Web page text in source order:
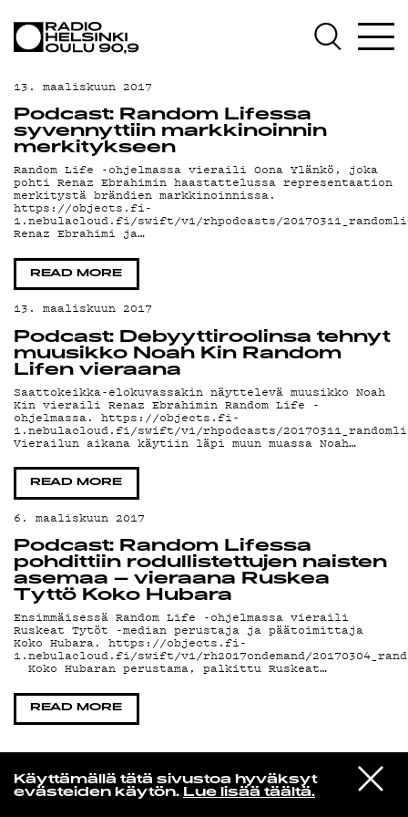
Käyttämällä tätä sivustoa hyväksyt
evästeiden käytön. Lue lisää täältä.
VIESTI
STUDIOON
Rakkaudesta
AJANKOHTAISTA
OHJELMAT
TEKIJÄT
ON-DEMAND
PODCAST
MAINOSTA
YHTEYSTIEDOT
G LIVELAB
YSTÄVÄKLUBI
TIETOSUOJA
KIRJAUDU SISÄÄN
13. maaliskuun 2017
Podcast: Random Lifessa
syvennyttiin markkinoinnin
merkitykseen
Random Life -ohjelmassa vieraili Oona Ylänkö, joka
pohti Renaz Ebrahimin haastattelussa representaation
merkitystä brändien markkinoinnissa.
https://objects.fi-
1.nebulacloud.fi/swift/v1/rhpodcasts/
Renaz Ebrahimi ja…
READ MORE
13. maaliskuun 2017
Podcast: Debyyttiroolinsa tehnyt
muusikko Noah Kin Random
Lifen vieraana
Saattokeikka-elokuvassakin näyttelevä muusikko Noah
Kin vieraili Renaz Ebrahimin Random Life -
ohjelmassa. https://objects.fi-
1.nebulacloud.fi/swift/v1/rhpodcasts/
Vierailun aikana käytiin läpi muun muassa Noah…
READ MORE
6. maaliskuun 2017
Podcast: Random Lifessa
pohdittiin rodullistettujen naisten
asemaa – vieraana Ruskea
Tyttö Koko Hubara
Ensimmäisessä Random Life -ohjelmassa vieraili
Ruskeat Tytöt -median perustaja ja päätoimittaja
Koko Hubara. https://objects.fi-
1.nebulacloud.fi/swift/v1/rh2017ondemand/
Koko Hubaran perustama, palkittu Ruskeat…
READ MORE